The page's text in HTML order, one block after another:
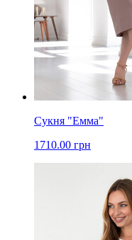
Сукня "Емма"
1710.00 грн